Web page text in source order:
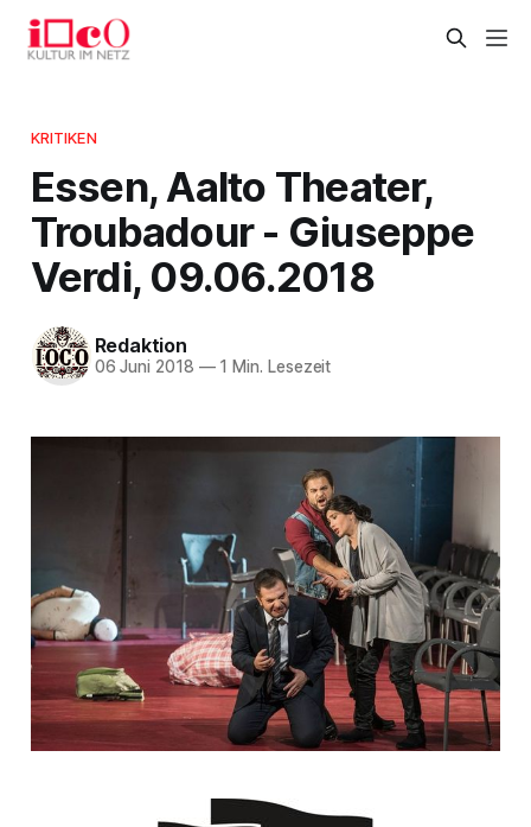
KRITIKEN
Essen, Aalto Theater,
Troubadour - Giuseppe
Verdi, 09.06.2018
Redaktion
06 Juni 2018 —1 Min. Lesezeit